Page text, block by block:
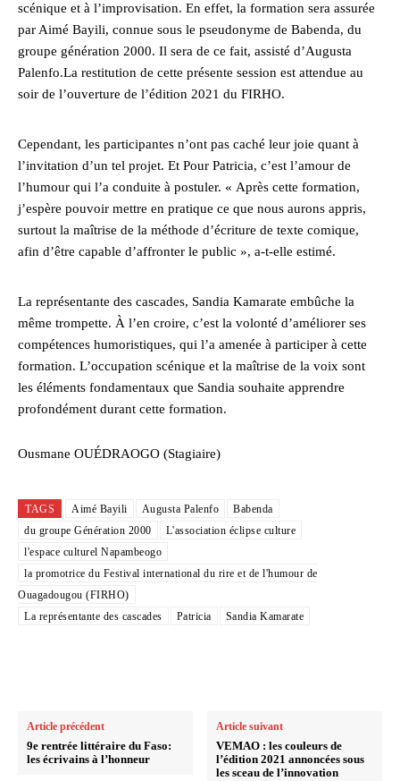
scénique et à l’improvisation. En effet, la formation sera assurée
par Aimé Bayili, connue sous le pseudonyme de Babenda, du
groupe génération 2000. Il sera de ce fait, assisté d’Augusta
Palenfo.La restitution de cette présente session est attendue au
soir de l’ouverture de l’édition 2021 du FIRHO.
Cependant, les participantes n’ont pas caché leur joie quant à
l’invitation d’un tel projet. Et Pour Patricia, c’est l’amour de
l’humour qui l’a conduite à postuler. « Après cette formation,
j’espère pouvoir mettre en pratique ce que nous aurons appris,
surtout la maîtrise de la méthode d’écriture de texte comique,
afin d’être capable d’affronter le public », a-t-elle estimé.
La représentante des cascades, Sandia Kamarate embûche la
même trompette. À l’en croire, c’est la volonté d’améliorer ses
compétences humoristiques, qui l’a amenée à participer à cette
formation. L’occupation scénique et la maîtrise de la voix sont
les éléments fondamentaux que Sandia souhaite apprendre
profondément durant cette formation.
Ousmane OUÉDRAOGO (Stagiaire)
TAGS Aimé Bayili Augusta Palenfo
Babenda
du groupe Génération 2000
L'association éclipse culture
l'espace culturel Napambeogo
la promotrice du Festival international du rire et de l'humour de
Ouagadougou (FIRHO)
La représentante des cascades
Patricia Sandia Kamarate
Article précédent
9e rentrée littéraire du Faso:
les écrivains à l’honneur
Article suivant
VEMAO : les couleurs de
l’édition 2021 annoncées sous
les sceau de l’innovation